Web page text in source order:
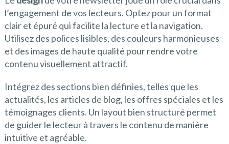
l’engagement de vos lecteurs. Optez pour un format
clair et épuré qui facilite la lecture et la navigation.
Utilisez des polices lisibles, des couleurs harmonieuses
et des images de haute qualité pour rendre votre
contenu visuellement attractif.
Intégrez des sections bien définies, telles que les
actualités, les articles de blog, les offres spéciales et les
témoignages clients. Un layout bien structuré permet
de guider le lecteur à travers le contenu de manière
intuitive et agréable.